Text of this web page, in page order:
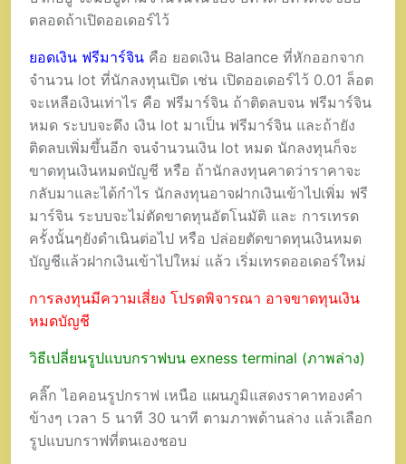
ตลอดถ้าเปิดออเดอร์ไว้
ยอดเงิน ฟรีมาร์จิน คือ ยอดเงิน Balance ที่หักออกจาก
จำนวน lot ที่นักลงทุนเปิด เช่น เปิดออเดอร์ไว้ 0.01 ล็อต
จะเหลือเงินเท่าไร คือ ฟรีมาร์จิน ถ้าติดลบจน ฟรีมาร์จิน
หมด ระบบจะดึง เงิน lot มาเป็น ฟรีมาร์จิน และถ้ายัง
ติดลบเพิ่มขึ้นอีก จนจำนวนเงิน lot หมด นักลงทุนก็จะ
ขาดทุนเงินหมดบัญชี หรือ ถ้านักลงทุนคาดว่าราคาจะ
กลับมาและได้กำไร นักลงทุนอาจฝากเงินเข้าไปเพิ่ม ฟรี
มาร์จิน ระบบจะไม่ตัดขาดทุนอัตโนมัติ และ การเทรด
ครั้งนั้นๆยังดำเนินต่อไป หรือ ปล่อยตัดขาดทุนเงินหมด
บัญชีแล้วฝากเงินเข้าไปใหม่ แล้ว เริ่มเทรดออเดอร์ใหม่
การลงทุนมีความเสี่ยง โปรดพิจารณา อาจขาดทุนเงิน
หมดบัญชี
วิธีเปลี่ยนรูปแบบกราฟบน exness terminal (ภาพล่าง)
คลิ๊ก ไอคอนรูปกราฟ เหนือ แผนภูมิแสดงราคาทองคำ
ข้างๆ เวลา 5 นาที 30 นาที ตามภาพด้านล่าง แล้วเลือก
รูปแบบกราฟที่ตนเองชอบ